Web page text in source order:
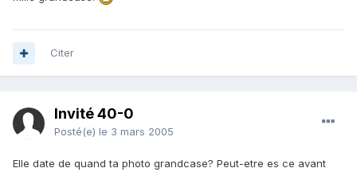
Citer
Invité 40-0
Posté(e) le 3 mars 2005
Elle date de quand ta photo grandcase? Peut-etre es ce avant